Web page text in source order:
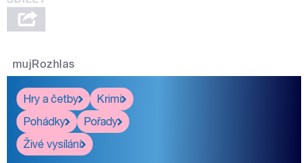
mujRozhlas
Hry a četby
Krimi
Pohádky
Pořady
Živé vysílání